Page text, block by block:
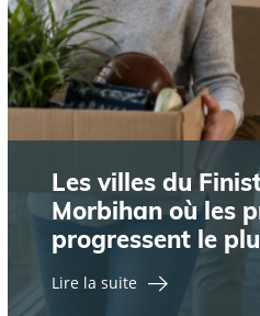
Les villes du
Morbihan où les
progressent le
Lire la suite